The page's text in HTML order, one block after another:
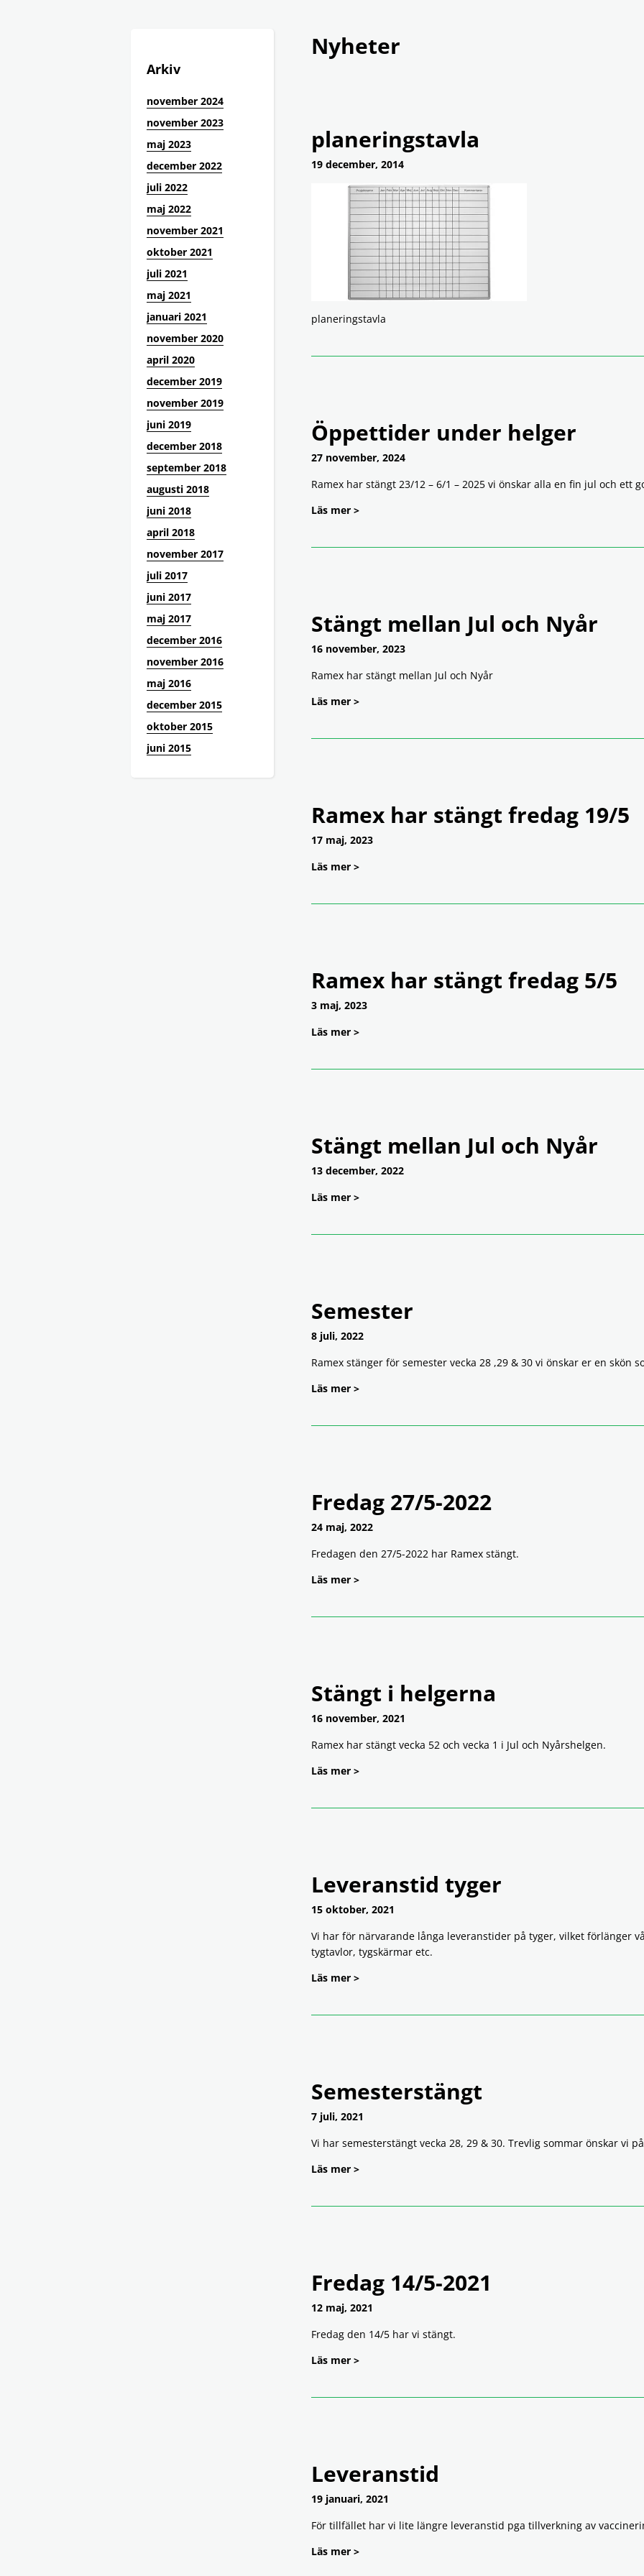
Nyheter
planeringstavla
19 december, 2014
planeringstavla
Öppettider under helger
27 november, 2024
Ramex har stängt 23/12 – 6/1 – 2025 vi önskar alla en fin jul och ett
Läs mer >
Stängt mellan Jul och Nyår
16 november, 2023
Ramex har stängt mellan Jul och Nyår
Läs mer >
Ramex har stängt fredag 19/5
17 maj, 2023
Läs mer >
Ramex har stängt fredag 5/5
3 maj, 2023
Läs mer >
Stängt mellan Jul och Nyår
13 december, 2022
Läs mer >
Semester
8 juli, 2022
Ramex stänger för semester vecka 28 ,29 & 30 vi önskar er en skön
Läs mer >
Fredag 27/5-2022
24 maj, 2022
Fredagen den 27/5-2022 har Ramex stängt.
Läs mer >
Stängt i helgerna
16 november, 2021
Ramex har stängt vecka 52 och vecka 1 i Jul och Nyårshelgen.
Läs mer >
Leveranstid tyger
15 oktober, 2021
Vi har för närvarande långa leveranstider på tyger, vilket förlänger
tygtavlor, tygskärmar etc.
Läs mer >
Semesterstängt
7 juli, 2021
Vi har semesterstängt vecka 28, 29 & 30. Trevlig sommar önskar vi
Läs mer >
Fredag 14/5-2021
12 maj, 2021
Fredag den 14/5 har vi stängt.
Läs mer >
Leveranstid
19 januari, 2021
För tillfället har vi lite längre leveranstid pga tillverkning av
Läs mer >
Arkiv
november 2024
november 2023
maj 2023
december 2022
juli 2022
maj 2022
november 2021
oktober 2021
juli 2021
maj 2021
januari 2021
november 2020
april 2020
december 2019
november 2019
juni 2019
december 2018
september 2018
augusti 2018
juni 2018
april 2018
november 2017
juli 2017
juni 2017
maj 2017
december 2016
november 2016
maj 2016
december 2015
oktober 2015
juni 2015